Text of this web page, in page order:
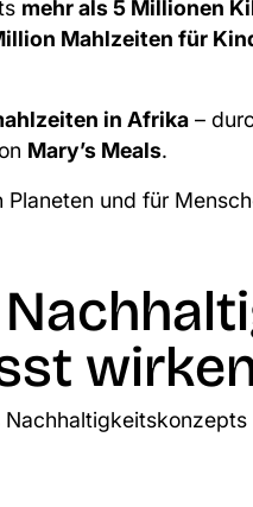
mehr als 5 Millionen
Mahlzeiten für
in Afrika–
Mary’s Meals.
und für